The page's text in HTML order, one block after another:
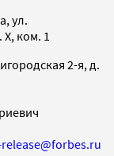
ул.
ком. 1
2-я, д.